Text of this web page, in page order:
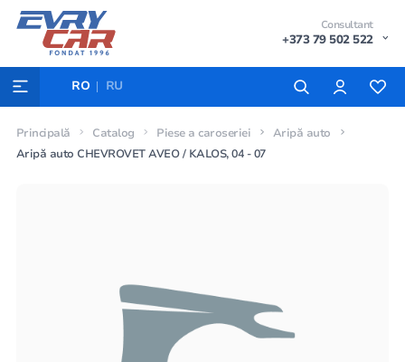
Consultant
+373 79 502 522
RO RU
Principală Catalog Piese a caroseriei
Aripă auto
Aripă auto CHEVROVET AVEO / KALOS, 04 - 07